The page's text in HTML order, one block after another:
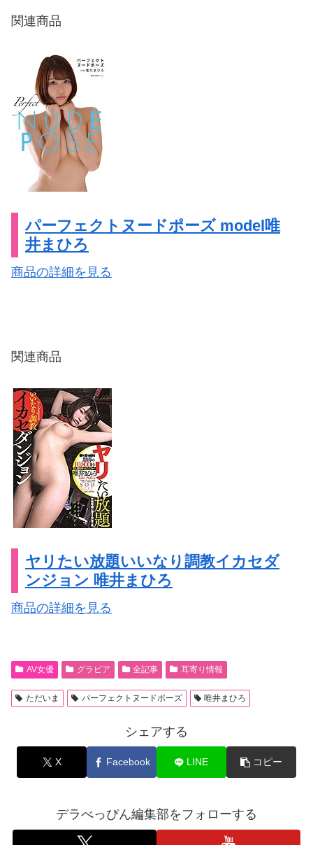
関連商品
パーフェクトヌードポーズ model唯
井まひろ
商品の詳細を見る
関連商品
ヤリたい放題いいなり調教イカセダ
ンジョン 唯井まひろ
商品の詳細を見る
AV女優 グラビア 全記事 耳寄り情報
ただいま パーフェクトヌードポーズ 唯井まひろ
シェアする
X Facebook LINE コピー
デラべっぴん編集部をフォローする